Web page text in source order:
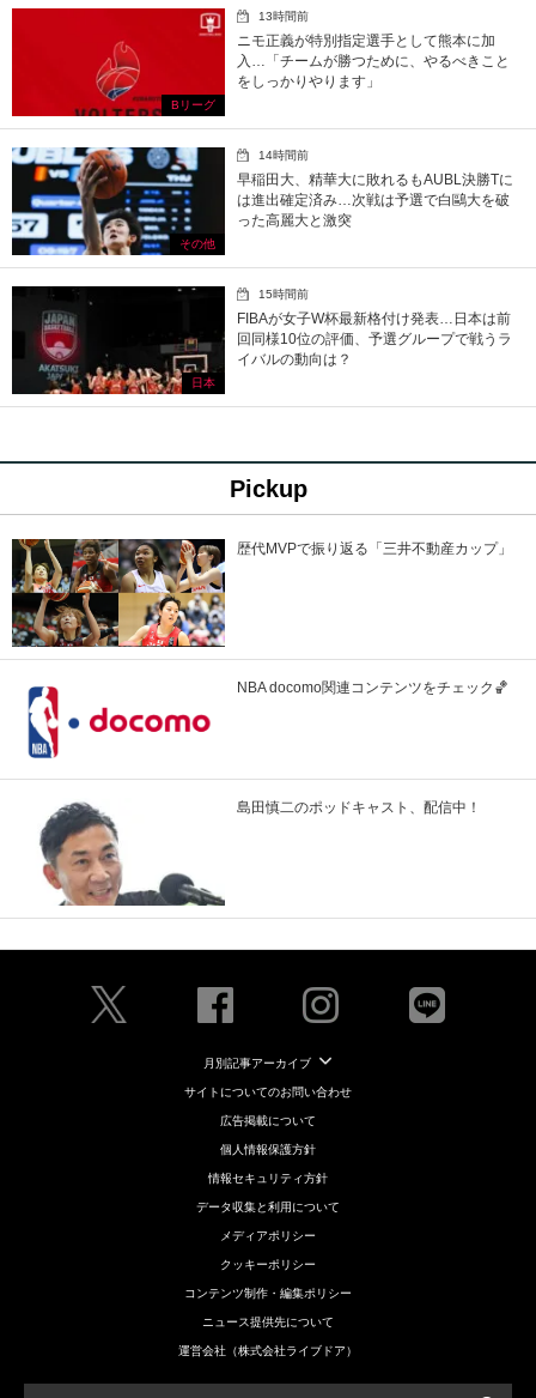
Bリーグ
13時間前
ニモ正義が特別指定選手として熊本に加
入…「チームが勝つために、やるべきこと
をしっかりやります」
その他
14時間前
早稲田大、精華大に敗れるもAUBL決勝Tに
は進出確定済み…次戦は予選で白鷗大を破
った高麗大と激突
日本
15時間前
FIBAが女子W杯最新格付け発表…日本は前
回同様10位の評価、予選グループで戦うラ
イバルの動向は？
Pickup
歴代MVPで振り返る「三井不動産カップ」
NBA docomo関連コンテンツをチェック🏀
島田慎二のポッドキャスト、配信中！
月別記事アーカイブ
サイトについてのお問い合わせ
広告掲載について
個人情報保護方針
情報セキュリティ方針
データ収集と利用について
メディアポリシー
クッキーポリシー
コンテンツ制作・編集ポリシー
ニュース提供先について
運営会社（株式会社ライブドア）